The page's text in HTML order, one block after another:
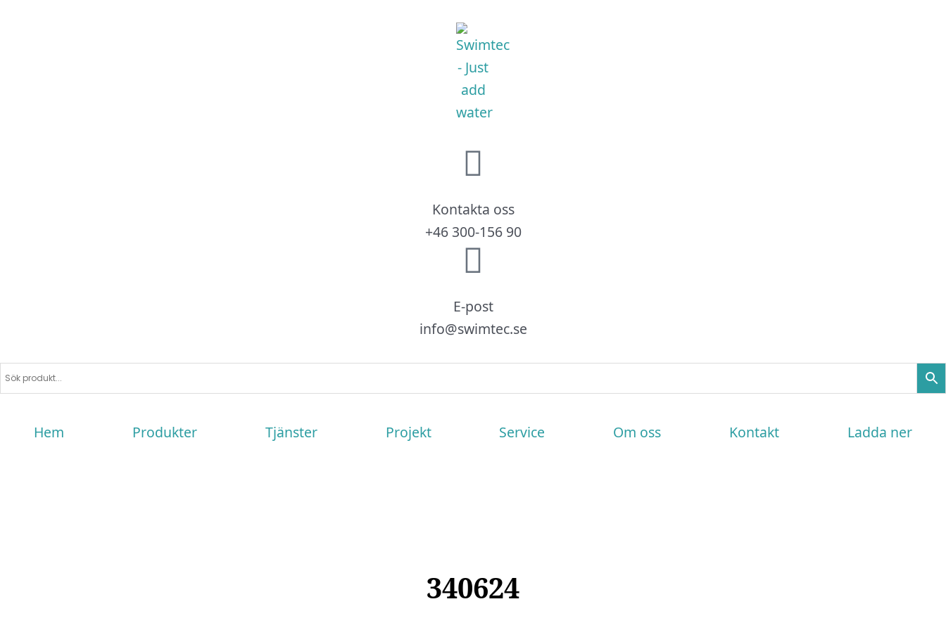
Kontakta oss
+46 300-156 90
E-post
info@swimtec.se
Hem Produkter Tjänster Projekt Service Om oss Kontakt Ladda ner
340624